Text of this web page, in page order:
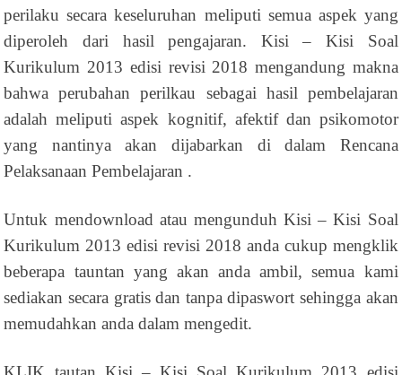
perilaku secara keseluruhan meliputi semua aspek yang
diperoleh dari hasil pengajaran. Kisi – Kisi Soal
Kurikulum 2013 edisi revisi 2018 mengandung makna
bahwa perubahan perilkau sebagai hasil pembelajaran
adalah meliputi aspek kognitif, afektif dan psikomotor
yang nantinya akan dijabarkan di dalam Rencana
Pelaksanaan Pembelajaran .
Untuk mendownload atau mengunduh Kisi – Kisi Soal
Kurikulum 2013 edisi revisi 2018 anda cukup mengklik
beberapa tauntan yang akan anda ambil, semua kami
sediakan secara gratis dan tanpa dipaswort sehingga akan
memudahkan anda dalam mengedit.